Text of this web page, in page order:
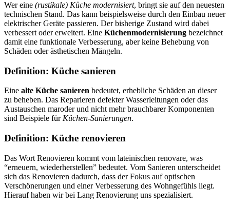
Wer eine (rustikale) Küche modernisiert, bringt sie auf den neuesten
technischen Stand. Das kann beispielsweise durch den Einbau neuer
elektrischer Geräte passieren. Der bisherige Zustand wird dabei
verbessert oder erweitert. Eine Küchenmodernisierung bezeichnet
damit eine funktionale Verbesserung, aber keine Behebung von
Schäden oder ästhetischen Mängeln.
Definition: Küche sanieren
Eine alte Küche sanieren bedeutet, erhebliche Schäden an dieser
zu beheben. Das Reparieren defekter Wasserleitungen oder das
Austauschen maroder und nicht mehr brauchbarer Komponenten
sind Beispiele fürKüchen-Sanierungen.
Definition: Küche renovieren
Das Wort Renovieren kommt vom lateinischen renovare, was
“erneuern, wiederherstellen” bedeutet. Vom Sanieren unterscheidet
sich das Renovieren dadurch, dass der Fokus auf optischen
Verschönerungen und einer Verbesserung des Wohngefühls liegt.
Hierauf haben wir bei Lang Renovierung uns spezialisiert.